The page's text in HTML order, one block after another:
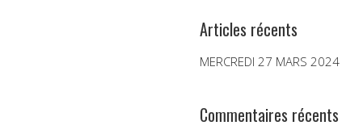
Articles récents
MERCREDI 27 MARS 2024
Commentaires récents